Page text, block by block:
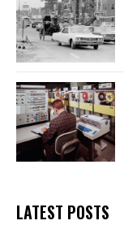
LATEST POSTS